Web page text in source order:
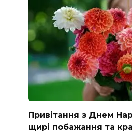
Привітання з Днем
щирі побажання та